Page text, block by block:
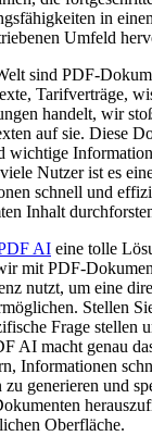
sind PDF-
Tarifverträge,
handelt, wir
auf sie. Diese
wichtige
Nutzer ist es
schnell und
Inhalt
AI eine tolle
mit PDF-
nutzt, um eine
Stellen
Frage stellen
AI macht genau
Informationen
zu generieren und
Oberfläche.